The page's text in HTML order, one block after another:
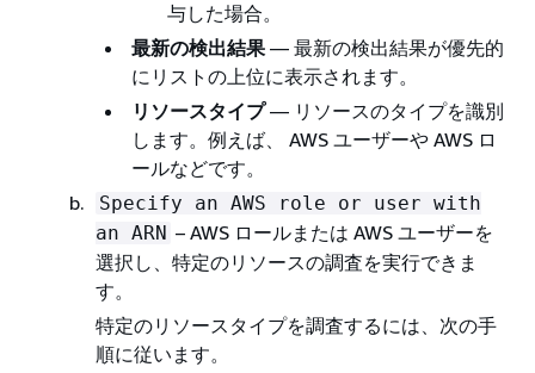
与した場合。
最新の検出結果 — 最新の検出結果が優先的
にリストの上位に表示されます。
リソースタイプ— リソースのタイプを識別
します。例えば、 AWS ユーザーや AWS ロ
ールなどです。
Specify an AWS role or user with
an ARN – AWS ロールまたは AWS ユーザーを
選択し、特定のリソースの調査を実行できま
す。
特定のリソースタイプを調査するには、次の手
順に従います。